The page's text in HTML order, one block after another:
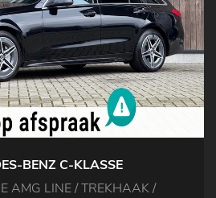
BENZ C-KLASSE
AMG LINE / TREKHAAK /